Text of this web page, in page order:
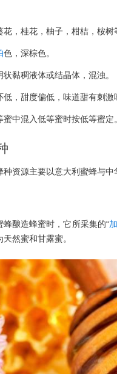
，桂花，柚子，柑桔，桉树
色，深棕色。
黏稠液体或结晶体，混浊。
，甜度偏低，味道甜有刺激
中混入低等蜜时按低等蜜定。
种资源主要以意大利蜜蜂与
蜂酿造蜂蜜时，它所采集的“
然蜜和甘露蜜。